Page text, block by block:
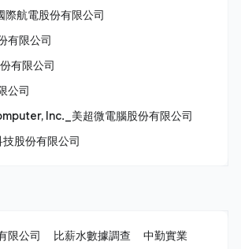
航電股份有限公司
有限公司
有限公司
公司
Inc._美超微電腦股份有限公司
股份有限公司
限公司 比薪水數據調查
中勤實業